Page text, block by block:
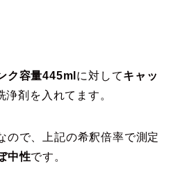
ク容量445ml に対してキャッ
浄剤を入れてます。
ので、上記の希釈倍率で測定
中性です。